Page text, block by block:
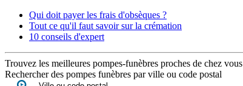
Qui doit payer les frais d'obsèques ?
Tout ce qu'il faut savoir sur la crémation
10 conseils d'expert
Trouvez les meilleures pompes-funèbres proches de chez vous
Rechercher des pompes funèbres par ville ou code postal